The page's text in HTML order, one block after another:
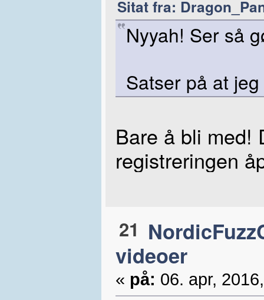
Sitat fra:
Nyyah! Ser så
Satser på at
Bare å bli med!
registreringen
21
videoer
« på: 06. apr,